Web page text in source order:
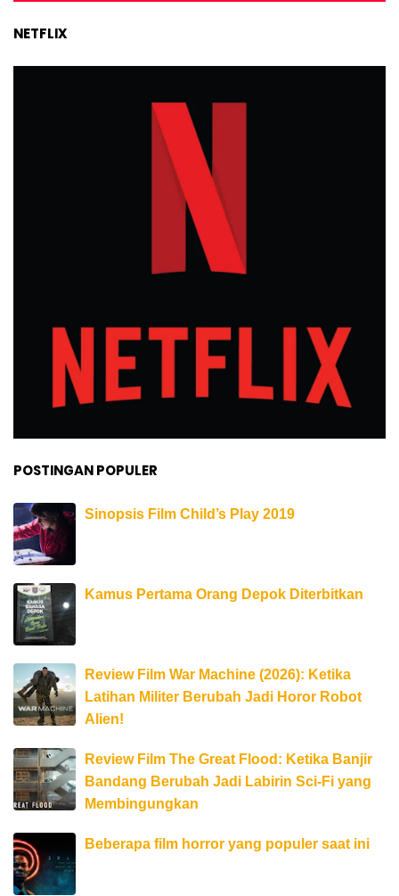
NETFLIX
POSTINGAN POPULER
Sinopsis Film Child’s Play 2019
Kamus Pertama Orang Depok Diterbitkan
Review Film War Machine (2026): Ketika
Latihan Militer Berubah Jadi Horor Robot
Alien!
Review Film The Great Flood: Ketika Banjir
Bandang Berubah Jadi Labirin Sci-Fi yang
Membingungkan
Beberapa film horror yang populer saat ini